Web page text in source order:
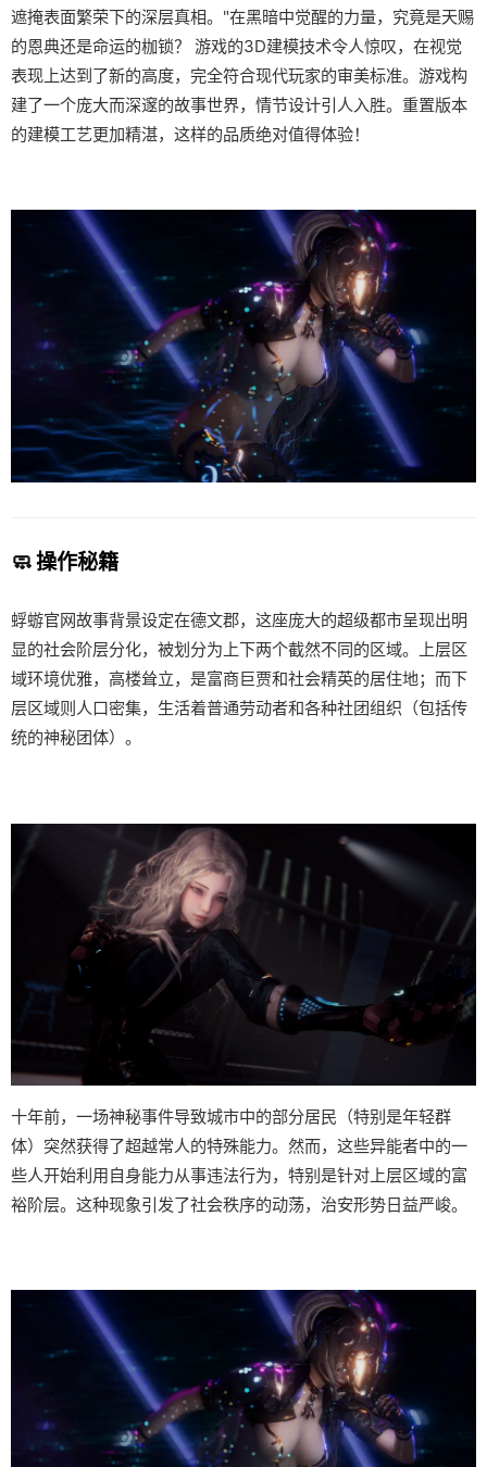
遮掩表面繁荣下的深层真相。"在黑暗中觉醒的力量，究竟是天赐
的恩典还是命运的枷锁？ 游戏的3D建模技术令人惊叹，在视觉
表现上达到了新的高度，完全符合现代玩家的审美标准。游戏构
建了一个庞大而深邃的故事世界，情节设计引人入胜。重置版本
的建模工艺更加精湛，这样的品质绝对值得体验！
🧼 操作秘籍
蜉蝣官网故事背景设定在德文郡，这座庞大的超级都市呈现出明
显的社会阶层分化，被划分为上下两个截然不同的区域。上层区
域环境优雅，高楼耸立，是富商巨贾和社会精英的居住地；而下
层区域则人口密集，生活着普通劳动者和各种社团组织（包括传
统的神秘团体）。
十年前，一场神秘事件导致城市中的部分居民（特别是年轻群
体）突然获得了超越常人的特殊能力。然而，这些异能者中的一
些人开始利用自身能力从事违法行为，特别是针对上层区域的富
裕阶层。这种现象引发了社会秩序的动荡，治安形势日益严峻。